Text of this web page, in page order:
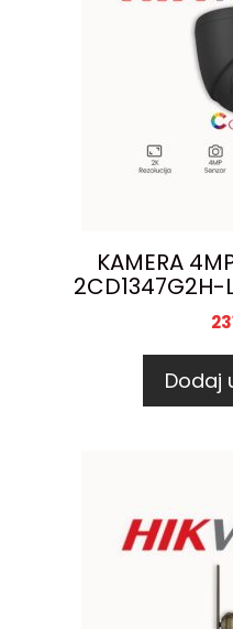
KAMERA
Dodaj